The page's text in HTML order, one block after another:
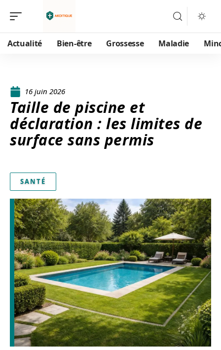
Actualité Bien-être Grossesse Maladie
16 juin 2026
Taille de piscine et
déclaration : les limites de
surface sans permis
SANTÉ